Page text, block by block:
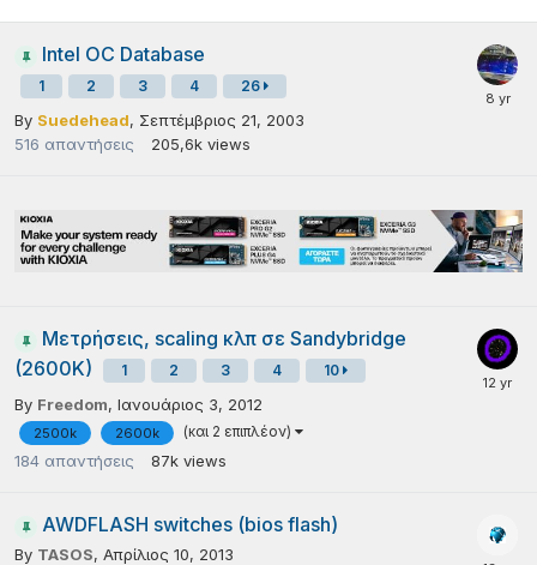
Intel OC Database
1 2 3 4 26
By Suedehead, Σεπτέμβριος 21, 2003
516 απαντήσεις 205,6k views
Μετρήσεις, scaling κλπ σε Sandybridge
(2600K)
1 2 3 4 10
By Freedom, Ιανουάριος 3, 2012
2500k 2600k (και 2 επιπλέον)
184 απαντήσεις 87k views
AWDFLASH switches (bios flash)
By TASOS, Απρίλιος 10, 2013